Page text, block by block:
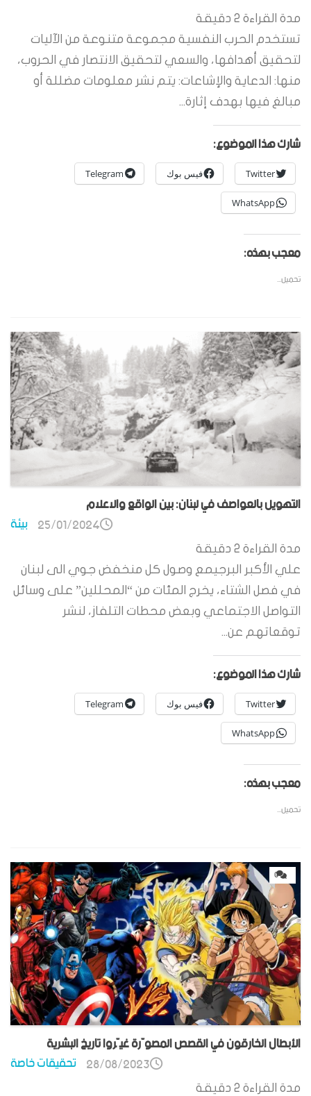
مدة القراءة 2 دقيقة
تستخدم الحرب النفسية مجموعة متنوعة من الآليات
لتحقيق أهدافها، والسعي لتحقيق الانتصار في الحروب،
منها: الدعاية والإشاعات: يتم نشر معلومات مضللة أو
مبالغ فيها بهدف إثارة...
شارك هذا الموضوع:
Twitter فيس بوك Telegram
WhatsApp
معجب بهذه:
تحميل...
التهويل بالعواصف في لبنان: بين الواقع والاعلام
بيئة 25/01/2024
مدة القراءة 2 دقيقة
علي الأكبر البرجيمع وصول كل منخفض جوي الى لبنان
في فصل الشتاء، يخرج المئات من “المحللين” على وسائل
التواصل الاجتماعي وبعض محطات التلفاز، لنشر
توقعاتهم عن...
شارك هذا الموضوع:
Twitter فيس بوك Telegram
WhatsApp
معجب بهذه:
تحميل...
0
الأبطال الخارقون في القصص المصوّرة غيّروا تاريخ البشرية
تحقيقات خاصة 28/08/2023
مدة القراءة 2 دقيقة